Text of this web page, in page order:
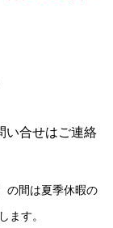
い合せはご連絡
の間は夏季休暇の
ます。